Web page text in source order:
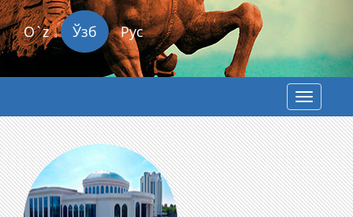
O`z Ўзб Рус
Toggle